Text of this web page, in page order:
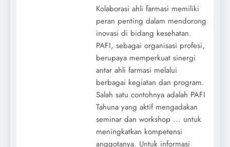
Kolaborasi ahli farmasi memiliki
peran penting dalam mendorong
inovasi di bidang kesehatan.
PAFI, sebagai organisasi profesi,
berupaya memperkuat sinergi
antar ahli farmasi melalui
berbagai kegiatan dan program.
Salah satu contohnya adalah PAFI
Tahuna yang aktif mengadakan
seminar dan workshop ... untuk
meningkatkan kompetensi
anggotanya. Untuk informasi